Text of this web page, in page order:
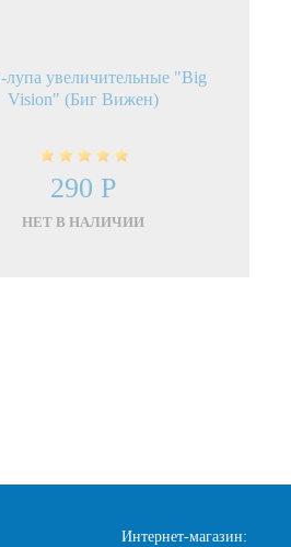
увеличительные "Big
Vision" (Биг Вижен)
290 Р
НЕТ В НАЛИЧИИ
Интернет-магазин: